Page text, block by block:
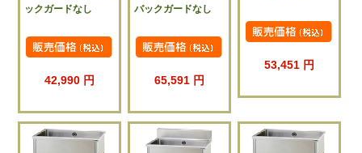
ックガードなし
42,990 円
バックガードなし
65,591 円
53,451 円